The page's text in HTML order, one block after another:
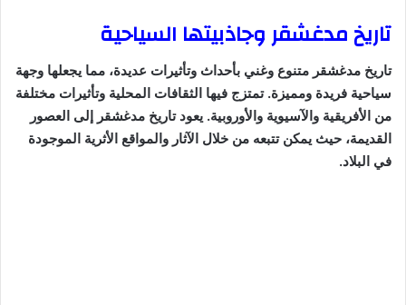
تاريخ مدغشقر وجاذبيتها السياحية
تاريخ مدغشقر متنوع وغني بأحداث وتأثيرات عديدة، مما يجعلها وجهة
سياحية فريدة ومميزة. تمتزج فيها الثقافات المحلية وتأثيرات مختلفة
من الأفريقية والآسيوية والأوروبية. يعود تاريخ مدغشقر إلى العصور
القديمة، حيث يمكن تتبعه من خلال الآثار والمواقع الأثرية الموجودة
في البلاد.